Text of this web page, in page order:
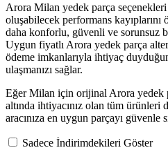
Arora Milan yedek parça seçenekleri
oluşabilecek performans
daha konforlu, güvenli ve sorunsuz
Uygun fiyatlı Arora yedek parça
ödeme imkanlarıyla ihtiyaç
ulaşmanızı sağlar.
Eğer Milan için orijinal Arora yedek
altında ihtiyacınız olan tüm ürünleri
aracınıza en uygun parçayı
Sadece İndirimdekileri Göster